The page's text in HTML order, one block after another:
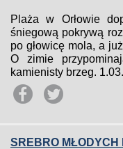
Plaża w Orłowie
śniegową pokrywą
po głowicę mola, a
O zimie
kamienisty brzeg.
SREBRO